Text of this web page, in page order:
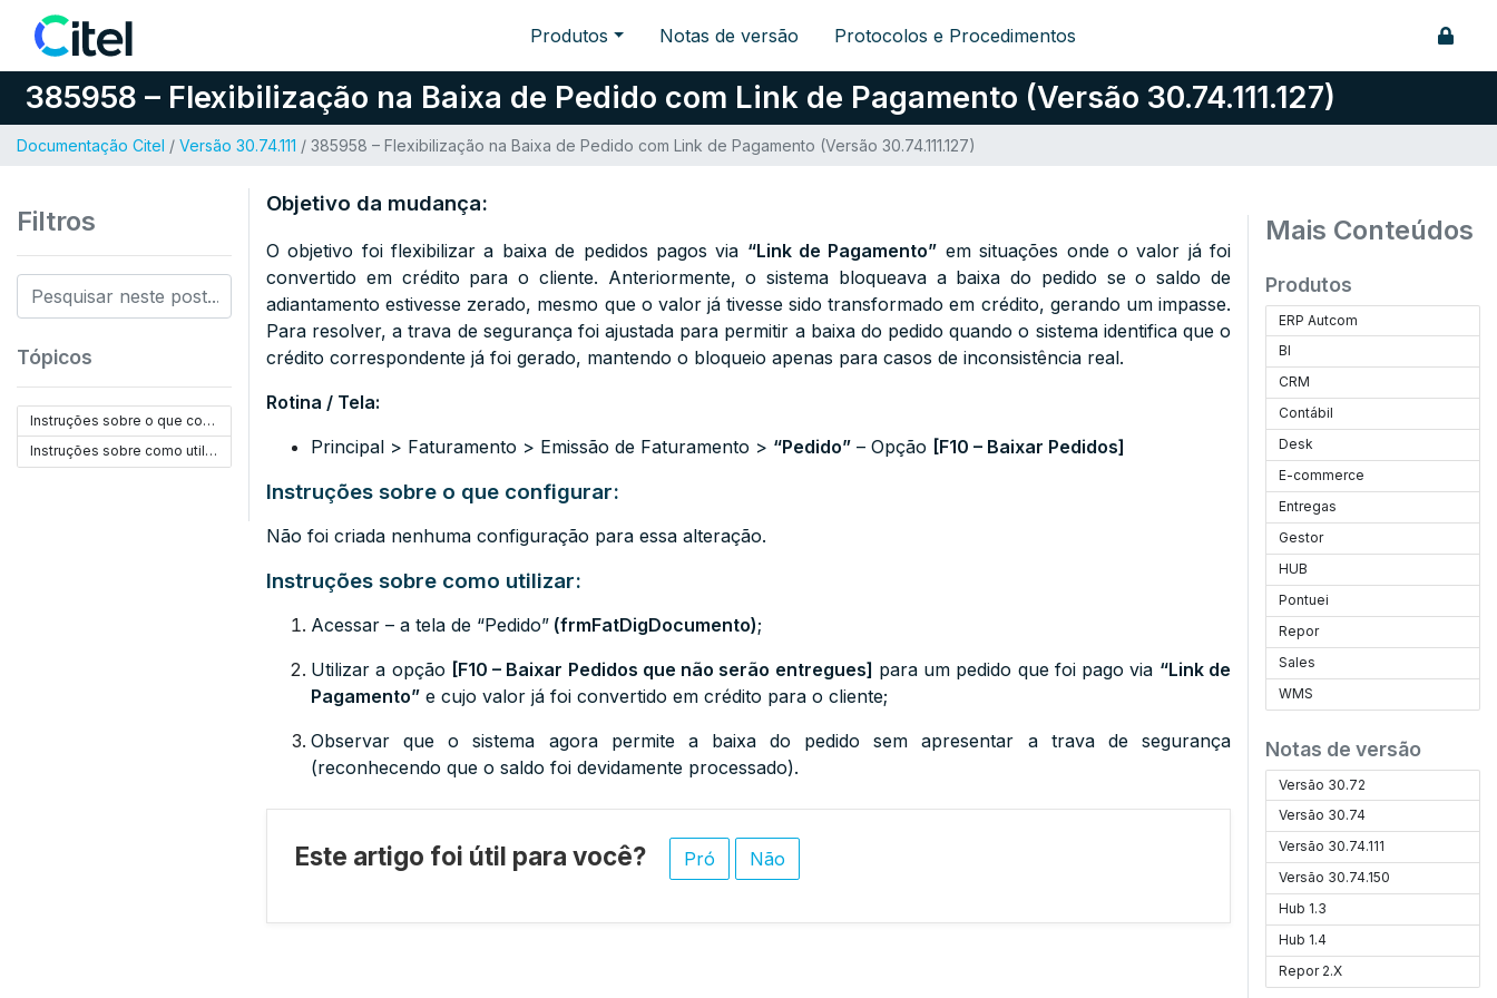
Pular para o conteúdo Produtos Notas de versão Protocolos e Procedimentos
385958 – Flexibilização na Baixa de Pedido com Link de Pagamento (Versão 30.74.111.127)
Documentação Citel / Versão 30.74.111 / 385958 – Flexibilização na Baixa de Pedido com Link de Pagamento (Versão 30.74.111.127)
Filtros
Tópicos
Instruções sobre o que configurar:
Instruções sobre como utilizar:
Objetivo da mudança:
O objetivo foi flexibilizar a baixa de pedidos pagos via “Link de Pagamento” em situações onde o valor já foi
convertido em crédito para o cliente. Anteriormente, o sistema bloqueava a baixa do pedido se o saldo de
adiantamento estivesse zerado, mesmo que o valor já tivesse sido transformado em crédito, gerando um impasse.
Para resolver, a trava de segurança foi ajustada para permitir a baixa do pedido quando o sistema identifica que o
crédito correspondente já foi gerado, mantendo o bloqueio apenas para casos de inconsistência real.
Rotina / Tela:
Principal > Faturamento > Emissão de Faturamento > “Pedido” – Opção [F10 – Baixar Pedidos]
Instruções sobre o que configurar:
Não foi criada nenhuma configuração para essa alteração.
Instruções sobre como utilizar:
Acessar – a tela de “Pedido” (frmFatDigDocumento);
Utilizar a opção [F10 – Baixar Pedidos que não serão entregues] para um pedido que foi pago via “Link de
Pagamento” e cujo valor já foi convertido em crédito para o cliente;
Observar que o sistema agora permite a baixa do pedido sem apresentar a trava de segurança
(reconhecendo que o saldo foi devidamente processado).
Este artigo foi útil para você? Pró Não
Mais Conteúdos
Produtos
ERP Autcom
BI
CRM
Contábil
Desk
E-commerce
Entregas
Gestor
HUB
Pontuei
Repor
Sales
WMS
Notas de versão
Versão 30.72
Versão 30.74
Versão 30.74.111
Versão 30.74.150
Hub 1.3
Hub 1.4
Repor 2.X